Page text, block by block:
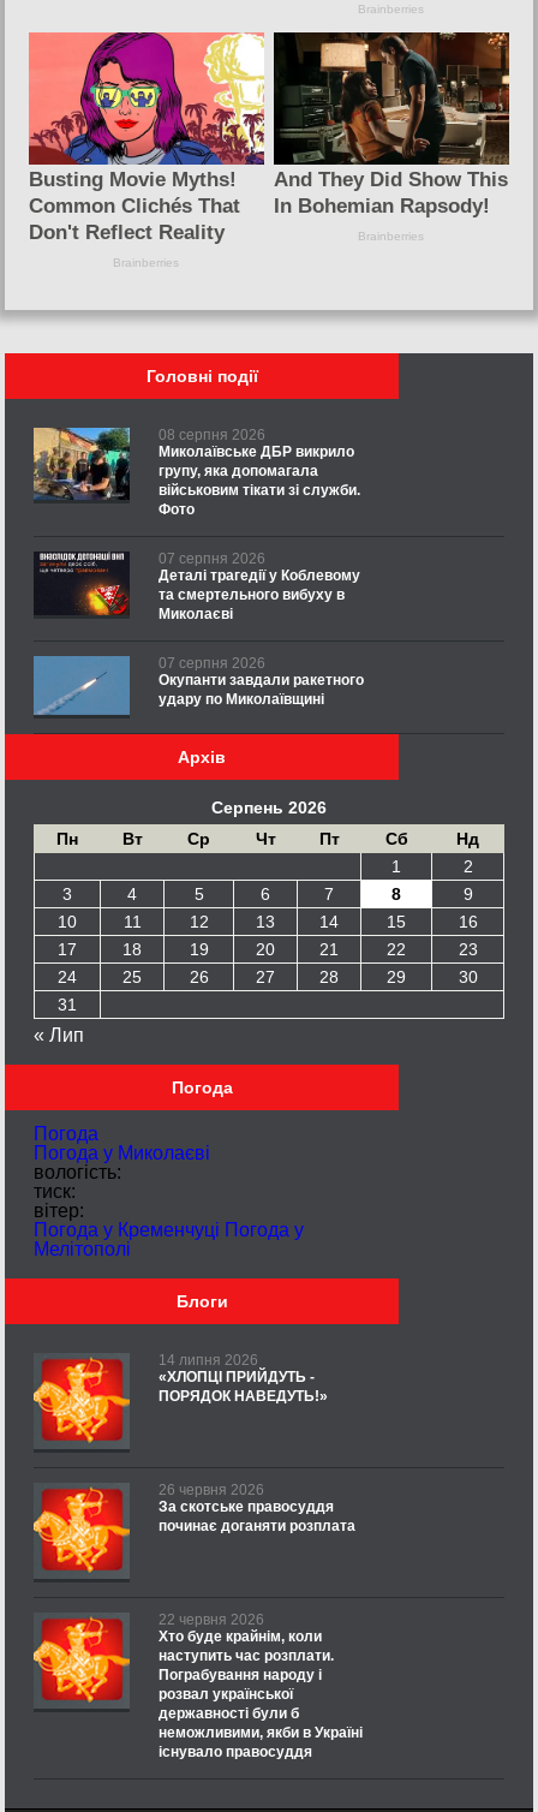
Головні події
08 серпня 2026
Миколаївське ДБР викрило
групу, яка допомагала
військовим тікати зі служби.
Фото
07 серпня 2026
Деталі трагедії у Коблевому
та смертельного вибуху в
Миколаєві
07 серпня 2026
Окупанти завдали ракетного
удару по Миколаївщині
Архів
Серпень 2026
Пн
Вт Ср Чт Пт Сб
Нд
1
2
3
4 5 6 7 8
9
10
11 12 13 14 15
16
17
18 19 20 21 22
23
24
25 26 27 28 29
30
31
« Лип
Погода
Погода
Погода у Миколаєві
вологість:
тиск:
вітер:
Погода у Кременчуці Погода у
Мелітополі
Блоги
14 липня 2026
«ХЛОПЦІ ПРИЙДУТЬ -
ПОРЯДОК НАВЕДУТЬ!»
26 червня 2026
За скотське правосуддя
починає доганяти розплата
22 червня 2026
Хто буде крайнім, коли
наступить час розплати.
Пограбування народу і
розвал української
державності були б
неможливими, якби в Україні
існувало правосуддя